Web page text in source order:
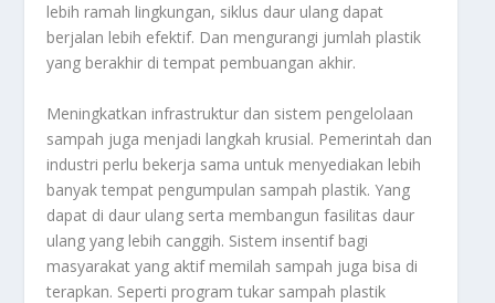
lebih ramah lingkungan, siklus daur ulang dapat
berjalan lebih efektif. Dan mengurangi jumlah plastik
yang berakhir di tempat pembuangan akhir.
Meningkatkan infrastruktur dan sistem pengelolaan
sampah juga menjadi langkah krusial. Pemerintah dan
industri perlu bekerja sama untuk menyediakan lebih
banyak tempat pengumpulan sampah plastik. Yang
dapat di daur ulang serta membangun fasilitas daur
ulang yang lebih canggih. Sistem insentif bagi
masyarakat yang aktif memilah sampah juga bisa di
terapkan. Seperti program tukar sampah plastik